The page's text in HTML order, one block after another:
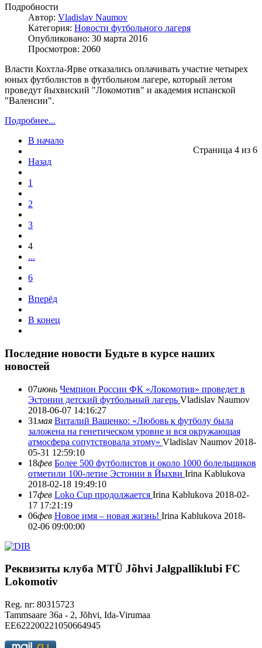
Подробности
Автор: Vladislav Naumov
Категория: Новости футбольного лагеря
Опубликовано: 30 марта 2016
Просмотров: 2060
Власти Кохтла-Ярве отказались оплачивать участие четырех
юных футболистов в футбольном лагере, который летом
проведут йыхвиский "Локомотив" и академия испанской
"Валенсии".
Подробнее...
Страница 4 из 6
В начало
Назад
1
2
3
4
...
6
Вперёд
В конец
Последние новости Будьте в курсе наших
новостей
07июнь Чемпион России ФК «Локомотив» проведет в
Эстонии детский футбольный лагерь Vladislav Naumov
2018-06-07 14:16:27
31 мая Виталий Ващенко: «Любовь к футболу была
заложена на генетическом уровне и вся окружающая
атмосфера сопутствовала этому» Vladislav Naumov 2018-
05-31 12:59:10
18фев Более 500 футболистов и около 1000 болельщиков
отметили 100-летие Эстонии в Йыхви Irina Kablukova
2018-02-18 19:49:10
17фев Loko Cup продолжается Irina Kablukova 2018-02-
17 17:21:19
06фев Новое имя – новая жизнь! Irina Kablukova 2018-
02-06 09:00:00
Реквизиты клуба MTÜ Jõhvi Jalgpalliklubi FC
Lokomotiv
Reg. nr: 80315723
Tammsaare 36a - 2, Jõhvi, Ida-Virumaa
EE622200221050664945